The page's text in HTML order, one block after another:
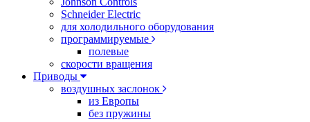
Schneider Electric
для холодильного оборудования
программируемые
полевые
скорости вращения
Приводы
воздушных заслонок
из Европы
без пружины